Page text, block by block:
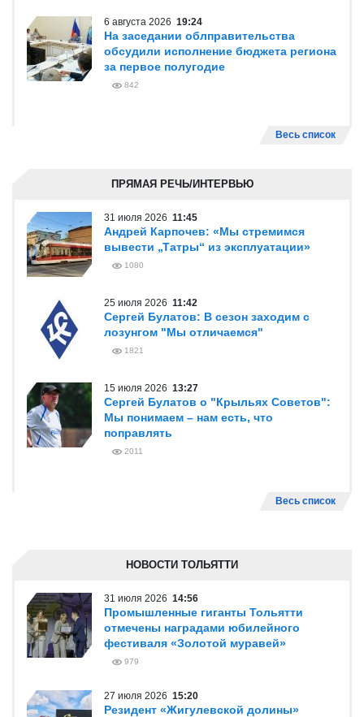
6 августа 2026 19:24
На заседании облправительства
обсудили исполнение бюджета региона
за первое полугодие
842
Весь список
ПРЯМАЯ РЕЧЬ/ИНТЕРВЬЮ
31 июля 2026 11:45
Андрей Карпочев: «Мы стремимся
вывести „Татры“ из эксплуатации»
1080
25 июля 2026 11:42
Сергей Булатов: В сезон заходим с
лозунгом "Мы отличаемся"
1821
15 июля 2026 13:27
Сергей Булатов о "Крыльях Советов":
Мы понимаем – нам есть, что
поправлять
2011
Весь список
НОВОСТИ ТОЛЬЯТТИ
31 июля 2026 14:56
Промышленные гиганты Тольятти
отмечены наградами юбилейного
фестиваля «Золотой муравей»
979
27 июля 2026 15:20
Резидент «Жигулевской долины»